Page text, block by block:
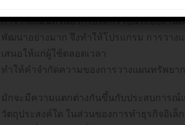
การวางแผนทรัพยากรองค์กร เป็นระบบงา
พัฒนาอย่างมาก จึงทำให้โปรแกรม การวา
เสนอให้แก่ผู้ใช้ตลอดเวลา
ทำให้คำจำกัดความของการวางแผนทรัพยา
มักจะมีความแตกต่างกันขึ้นกับประสบการณ์
วัตถุประสงค์ใด ในส่วนของการทำธุรกิจอิเ